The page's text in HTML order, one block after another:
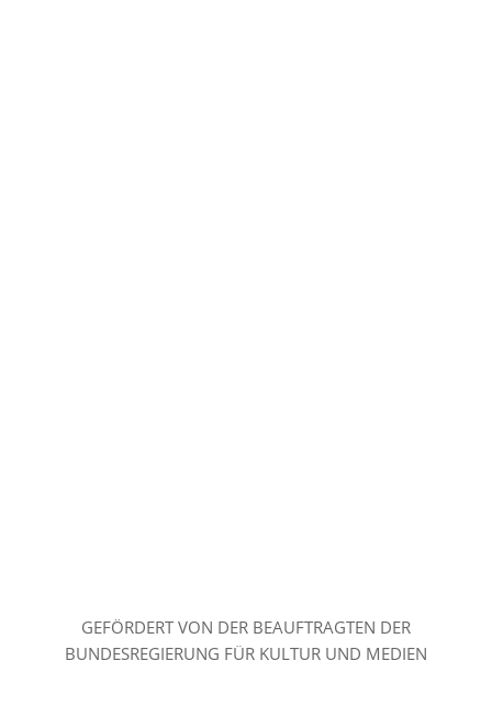
GEFÖRDERT VON DER BEAUFTRAGTEN DER
BUNDESREGIERUNG FÜR KULTUR UND MEDIEN